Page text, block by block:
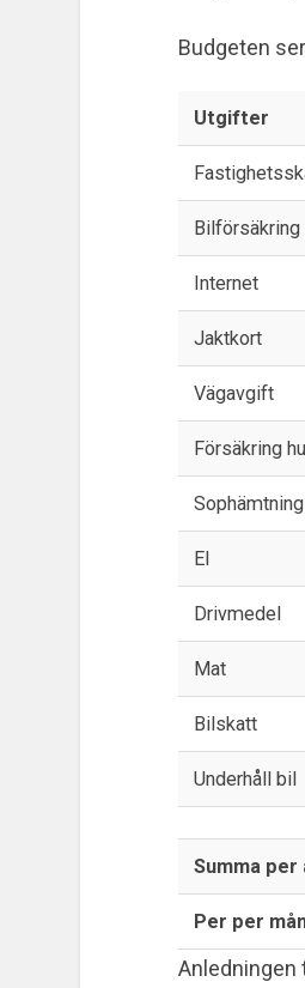
Budgeten
Utgifter
Bilförsäkring
Internet
Jaktkort
Vägavgift
Försäkring
Sophämtning
El
Drivmedel
Mat
Bilskatt
Underhåll bil
Summa per
Per per
Anledningen